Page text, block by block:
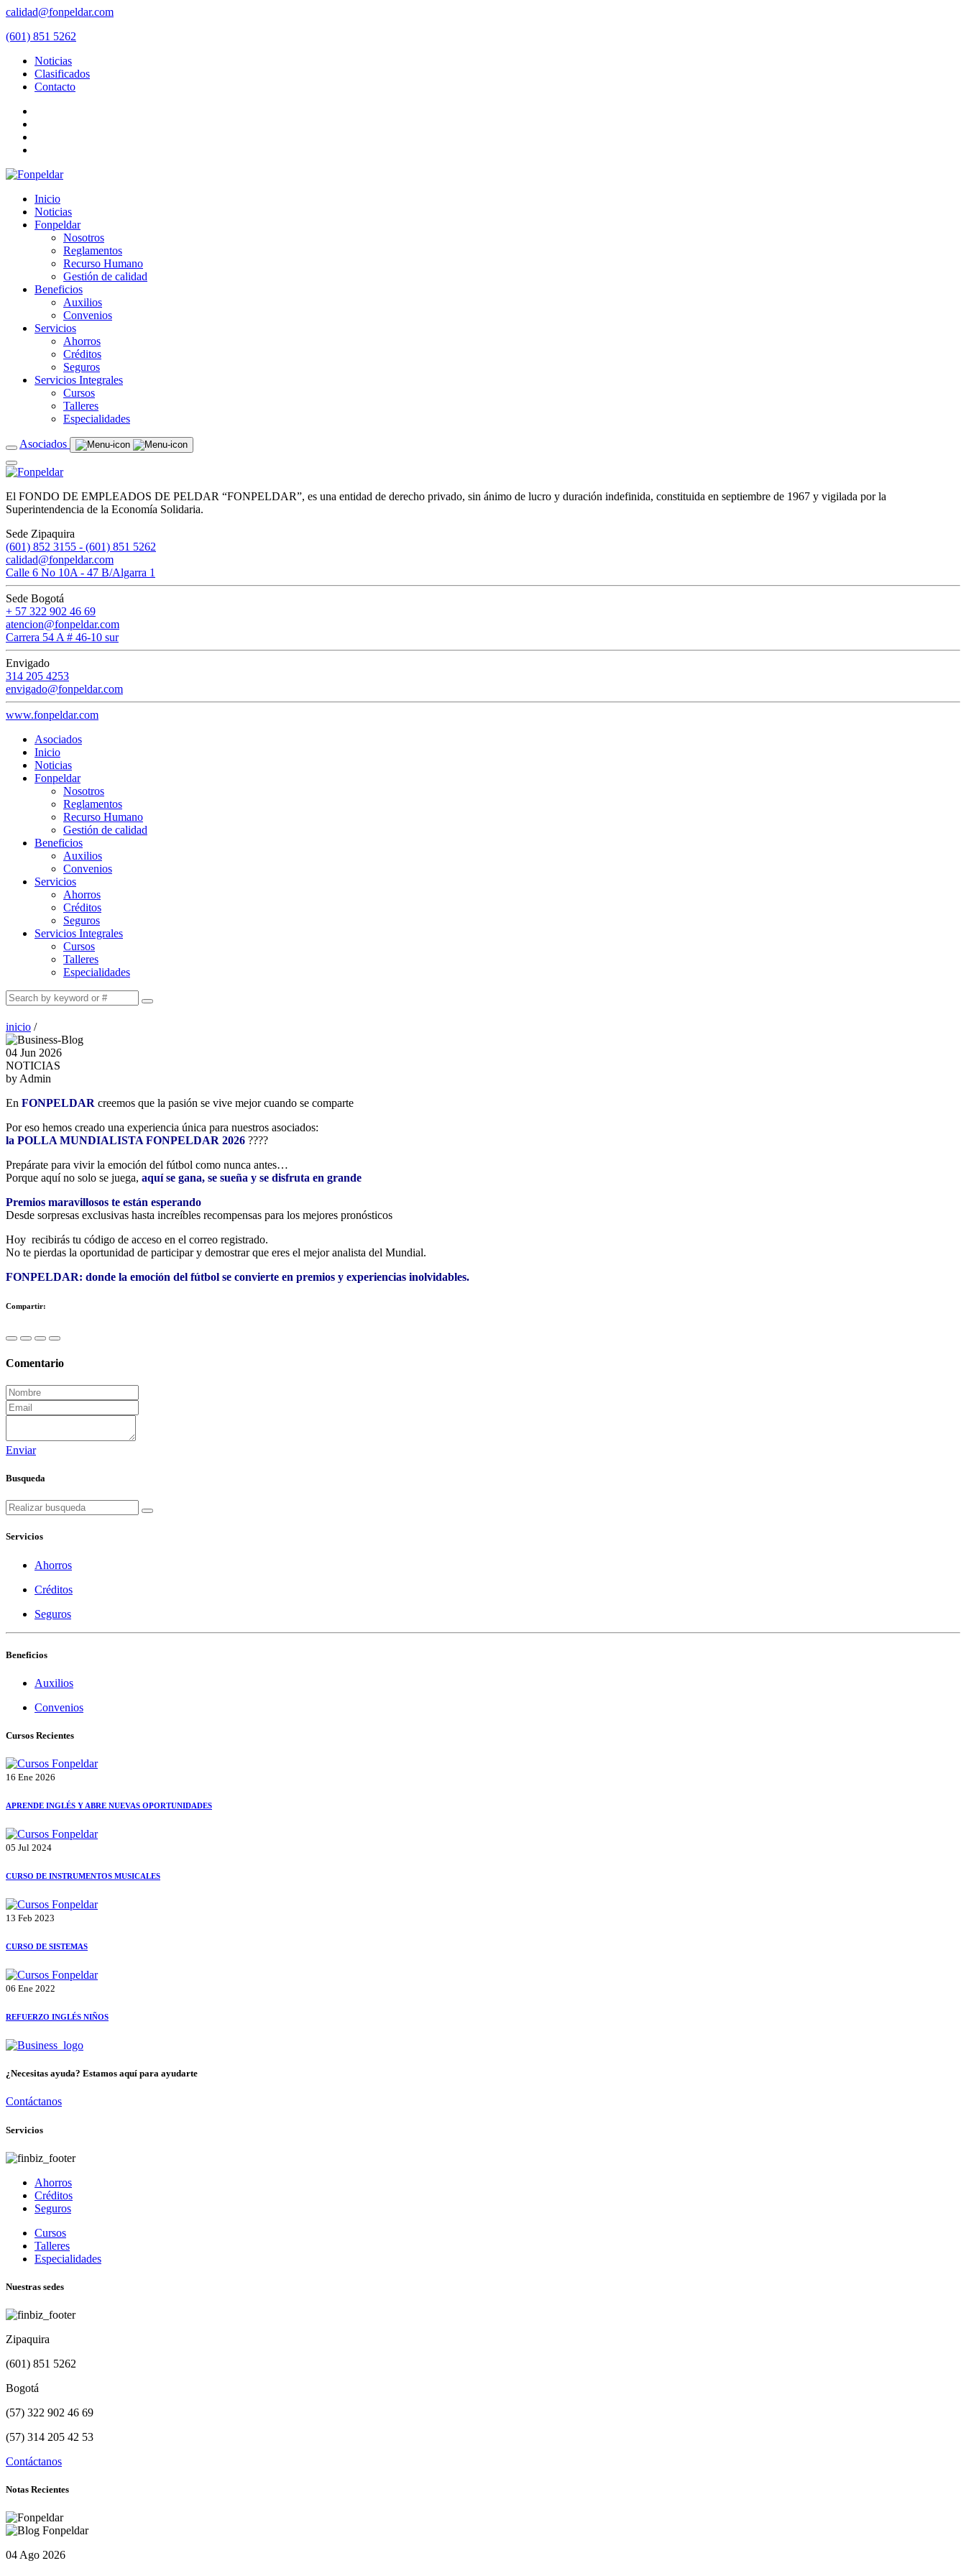
calidad@fonpeldar.com
(601) 851 5262
Noticias
Clasificados
Contacto
Inicio
Noticias
Fonpeldar
Nosotros
Reglamentos
Recurso Humano
Gestión de calidad
Beneficios
Auxilios
Convenios
Servicios
Ahorros
Créditos
Seguros
Servicios Integrales
Cursos
Talleres
Especialidades
Asociados
El FONDO DE EMPLEADOS DE PELDAR “FONPELDAR”, es una entidad de derecho privado, sin ánimo de lucro y duración indefinida, constituida en septiembre de 1967 y vigilada por la
Superintendencia de la Economía Solidaria.
Sede Zipaquira
(601) 852 3155 - (601) 851 5262
calidad@fonpeldar.com
Calle 6 No 10A - 47 B/Algarra 1
Sede Bogotá
+ 57 322 902 46 69
atencion@fonpeldar.com
Carrera 54 A # 46-10 sur
Envigado
314 205 4253
envigado@fonpeldar.com
www.fonpeldar.com
Asociados
Inicio
Noticias
Fonpeldar
Nosotros
Reglamentos
Recurso Humano
Gestión de calidad
Beneficios
Auxilios
Convenios
Servicios
Ahorros
Créditos
Seguros
Servicios Integrales
Cursos
Talleres
Especialidades
inicio /
04 Jun 2026
NOTICIAS
by Admin
En FONPELDAR creemos que la pasión se vive mejor cuando se comparte
Por eso hemos creado una experiencia única para nuestros asociados:
la POLLA MUNDIALISTA FONPELDAR 2026 ????
Prepárate para vivir la emoción del fútbol como nunca antes…
Porque aquí no solo se juega, aquí se gana, se sueña y se disfruta en grande
Premios maravillosos te están esperando
Desde sorpresas exclusivas hasta increíbles recompensas para los mejores pronósticos
Hoy recibirás tu código de acceso en el correo registrado.
No te pierdas la oportunidad de participar y demostrar que eres el mejor analista del Mundial.
FONPELDAR: donde la emoción del fútbol se convierte en premios y experiencias inolvidables.
Compartir:
Comentario
Enviar
Busqueda
Servicios
Ahorros
Créditos
Seguros
Beneficios
Auxilios
Convenios
Cursos Recientes
16 Ene 2026
APRENDE INGLÉS Y ABRE NUEVAS OPORTUNIDADES
05 Jul 2024
CURSO DE INSTRUMENTOS MUSICALES
13 Feb 2023
CURSO DE SISTEMAS
06 Ene 2022
REFUERZO INGLÉS NIÑOS
¿Necesitas ayuda? Estamos aquí para ayudarte
Contáctanos
Servicios
Ahorros
Créditos
Seguros
Cursos
Talleres
Especialidades
Nuestras sedes
Zipaquira
(601) 851 5262
Bogotá
(57) 322 902 46 69
(57) 314 205 42 53
Contáctanos
Notas Recientes
04 Ago 2026